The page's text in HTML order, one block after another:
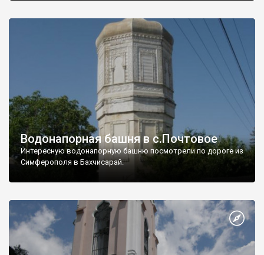
Водонапорная башня в с.Почтовое
Интересную водонапорную башню посмотрели по дороге из
Симферополя в Бахчисарай.